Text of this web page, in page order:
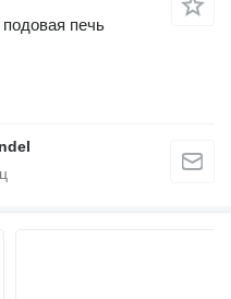
печь